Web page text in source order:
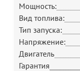
Мощность:
Вид топлива:
Тип запуска:
Напряжение:
Двигатель
Гарантия